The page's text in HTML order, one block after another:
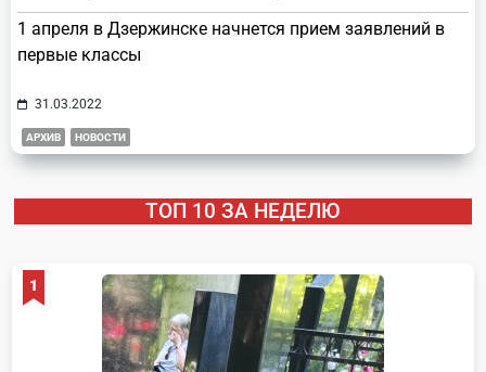
1 апреля в Дзержинске начнется прием заявлений в
первые классы
31.03.2022
АРХИВ НОВОСТИ
ТОП 10 ЗА НЕДЕЛЮ